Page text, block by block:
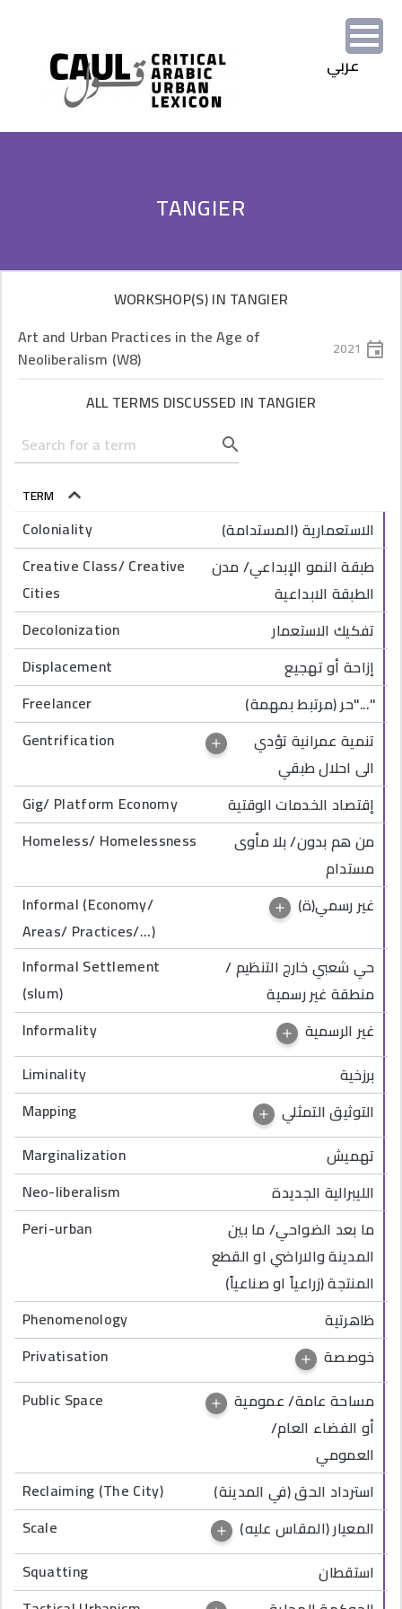
TANGIER
WORKSHOP(S) IN TANGIER
Art and Urban Practices in the Age of
Neoliberalism (W8)
2021
ALL TERMS DISCUSSED IN TANGIER
TERM SORT DESCENDING
Coloniality
الاستعمارية (المستدامة)
Creative Class/ Creative
Cities
طبقة النمو الإبداعي/ مدن
الطبقة الابداعية
Decolonization
تفكيك الاستعمار
Displacement
إزاحة أو تهجيع
Freelancer
حر (مرتبط بمهمة)"..."
Gentrification
تنمية عمرانية تؤدي
الى احلال طبقي
Gig/ Platform Economy
إقتصاد الخدمات الوقتية
Homeless/ Homelessness
من هم بدون/ بلا مأوى
مستدام
Informal (Economy/
Areas/ Practices/...)
غير رسمي(ة)
Informal Settlement
(slum)
حي شعبي خارج التنظيم /
منطقة غير رسمية
Informality
غير الرسمية
Liminality
برزخية
Mapping
التوثيق التمثلي
Marginalization
تهميش
Neo-liberalism
الليبرالية الجديدة
Peri-urban
ما بعد الضواحي/ ما بين
المدينة والاراضي او القطع
المنتجة (زراعياً او صناعياً)
Phenomenology
ظاهرتية
Privatisation
خوصصة
Public Space
مساحة عامة/ عمومية
أو الفضاء العام/
العمومي
Reclaiming (The City)
استرداد الحق (في المدينة)
Scale
المعيار (المقاس عليه)
Squatting
استقطان